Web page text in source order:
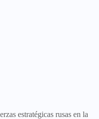
estratégicas rusas en la